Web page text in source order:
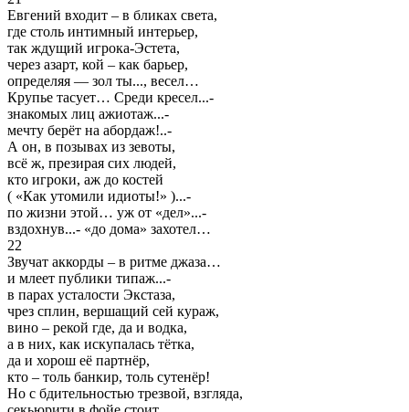
Евгений входит – в бликах света,
где столь интимный интерьер,
так ждущий игрока-Эстета,
через азарт, кой – как барьер,
определяя — зол ты..., весел…
Крупье тасует… Среди кресел...-
знакомых лиц ажиотаж...-
мечту берёт на абордаж!..-
А он, в позывах из зевоты,
всё ж, презирая сих людей,
кто игроки, аж до костей
( «Как утомили идиоты!» )...-
по жизни этой… уж от «дел»...-
вздохнув...- «до дома» захотел…
22
Звучат аккорды – в ритме джаза…
и млеет публики типаж...-
в парах усталости Экстаза,
чрез сплин, вершащий сей кураж,
вино – рекой где, да и водка,
а в них, как искупалась тётка,
да и хорош её партнёр,
кто – толь банкир, толь сутенёр!
Но с бдительностью трезвой, взгляда,